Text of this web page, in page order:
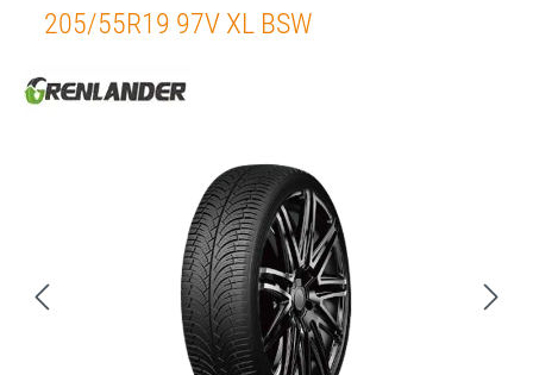
205/55R19 97V XL BSW
Bildergalerie überspringen